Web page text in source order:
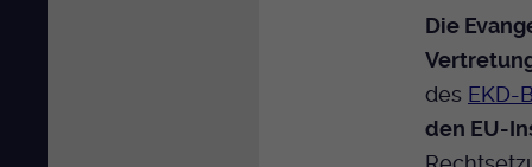
Die
des EKD-
den EU-